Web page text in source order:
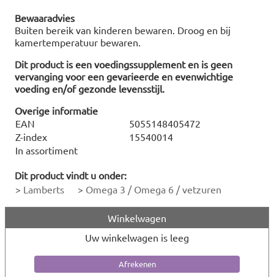
Bewaaradvies
Buiten bereik van kinderen bewaren. Droog en bij
kamertemperatuur bewaren.
Dit product is een voedingssupplement en is geen
vervanging voor een gevarieerde en evenwichtige
voeding en/of gezonde levensstijl.
Overige informatie
EAN
5055148405472
Z-index
15540014
In assortiment
Dit product vindt u onder:
> Lamberts > Omega 3 / Omega 6 / vetzuren
Winkelwagen
Uw winkelwagen is leeg